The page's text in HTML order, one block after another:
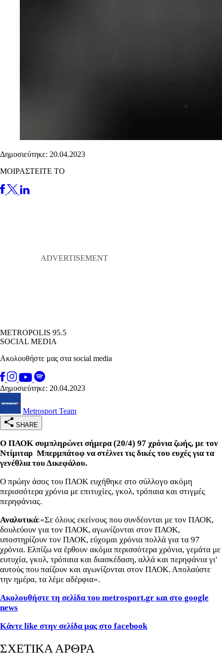
Δημοσιεύτηκε: 20.04.2023
ΜΟΙΡΑΣΤΕΙΤΕ ΤΟ
METROPOLIS 95.5
SOCIAL MEDIA
Ακολουθήστε μας στα social media
Δημοσιεύτηκε: 20.04.2023
Metrosport Team
SHARE
Ο ΠΑΟΚ συμπληρώνει σήμερα (20/4) 97 χρόνια ζωής, με τον
Ντίμιταρ Μπερμπάτοφ να στέλνει τις δικές του ευχές για τα
γενέθλια του Δικεφάλου.
Ο πρώην άσος του ΠΑΟΚ ευχήθηκε στο σύλλογο ακόμη
περισσότερα χρόνια με επιτυχίες, γκολ, τρόπαια και στιγμές
περηφάνιας.
Αναλυτικά:«Σε όλους εκείνους που συνδέονται με τον ΠΑΟΚ,
δουλεύουν για τον ΠΑΟΚ, αγωνίζονται στον ΠΑΟΚ,
υποστηρίζουν τον ΠΑΟΚ, εύχομαι χρόνια πολλά για τα 97
χρόνια. Ελπίζω να έρθουν ακόμα περισσότερα χρόνια, γεμάτα με
ευτυχία, γκολ, τρόπαια και διασκέδαση, αλλά και περηφάνια γι'
αυτούς που παίζουν και αγωνίζονται στον ΠΑΟΚ. Απολαύστε
την ημέρα, τα λέμε αδέρφια».
Ακολουθήστε τη σελίδα του metrosport.gr και στο google
news
Κάντε like στην σελίδα μας στο facebook
ΣΧΕΤΙΚΑ ΑΡΘΡΑ